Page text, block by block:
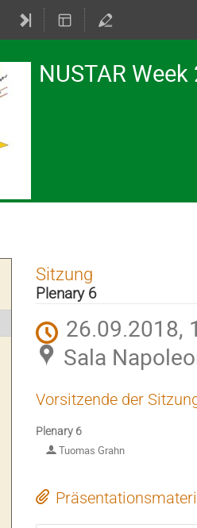
NUSTAR
Sitzung
Plenary 6
26.09.2018,
Sala
Vorsitzende der
Plenary 6
Tuomas Grahn